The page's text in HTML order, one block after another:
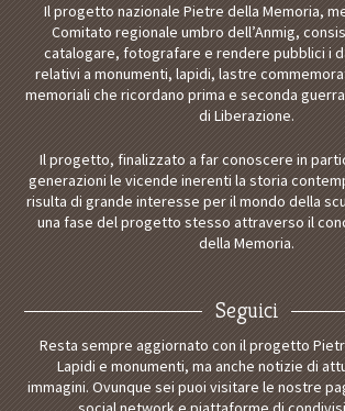
Il progetto nazionale Pietre della Memoria,
Comitato regionale umbro dell’Anmig,
catalogare, fotografare e rendere pubblici i
relativi a monumenti, lapidi, lastre
memoriali che ricordano prima e seconda
di Liberazione.
Il progetto, finalizzato a far conoscere in
generazioni le vicende inerenti la storia
risulta di grande interesse per il mondo della
una fase del progetto stesso attraverso il
della Memoria.
Seguici
Resta sempre aggiornato con il progetto
Lapidi e monumenti, ma anche notizie di
immagini. Ovunque sei puoi visitare le nostre